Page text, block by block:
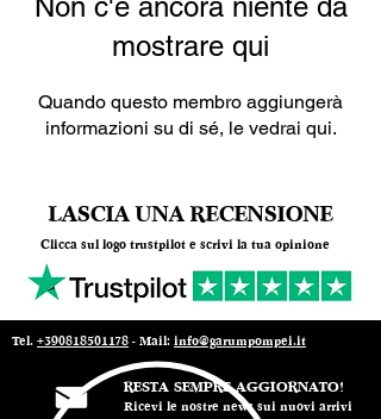
mostrare qui
Quando questo membro aggiungerà
informazioni su di sé, le vedrai qui.
LASCIA UNA RECENSIONE
Clicca sul logo trustpilot e scrivi la tua opinione
Tel. +390818501178 - Mail: info@garumpompei.it
RESTA SEMPRE AGGIORNATO!
Ricevi le nostre news sui nuovi arrivi